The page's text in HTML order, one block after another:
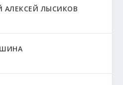
АЛЕКСЕЙ ЛЫСИКОВ